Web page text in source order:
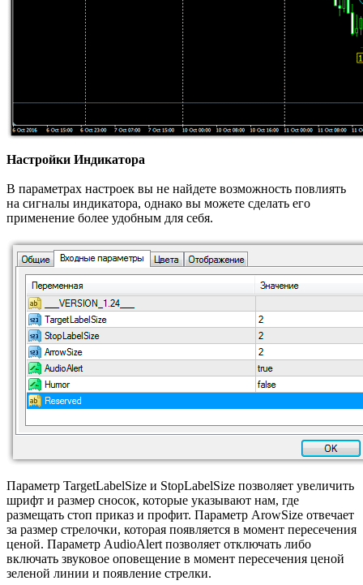
Настройки Индикатора
В параметрах настроек вы не найдете возможность повлиять
на сигналы индикатора, однако вы можете сделать его
применение более удобным для себя.
Параметр TargetLabelSize и StopLabelSize позволяет увеличить
шрифт и размер сносок, которые указывают нам, где
размещать стоп приказ и профит. Параметр ArowSize отвечает
за размер стрелочки, которая появляется в момент пересечения
ценой. Параметр AudioAlert позволяет отключать либо
включать звуковое оповещение в момент пересечения ценой
зеленой линии и появление стрелки.